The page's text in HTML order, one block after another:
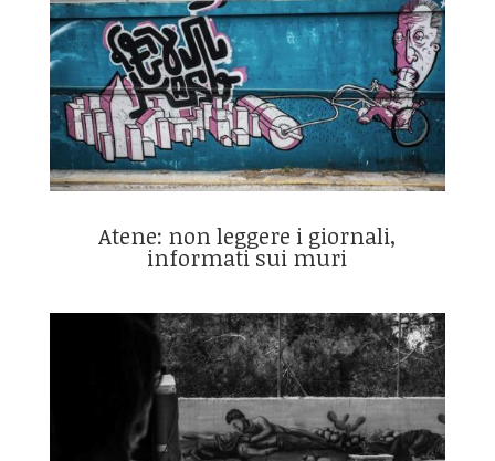
Atene: non leggere i giornali,
informati sui muri